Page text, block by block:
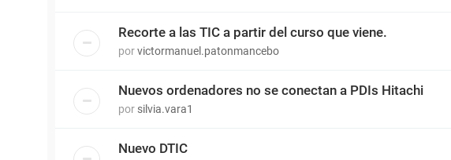
Recorte a las TIC a partir del curso que viene.
porvictormanuel.patonmancebo
Nuevos ordenadores no se conectan a PDIs Hitachi
por silvia.vara1
Nuevo DTIC